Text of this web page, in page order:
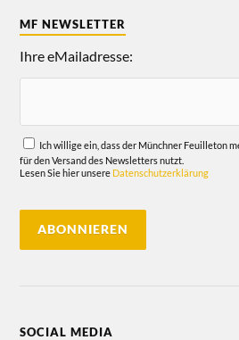
MF NEWSLETTER
Ihre eMailadresse:
Ich willige ein, dass der Münchner Feuilleton
für den Versand des Newsletters nutzt.
Lesen Sie hier unsere Datenschutzerklärung
SOCIAL MEDIA